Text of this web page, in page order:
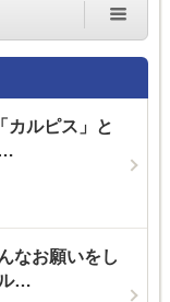
カルピス」と
なお願いをし
…